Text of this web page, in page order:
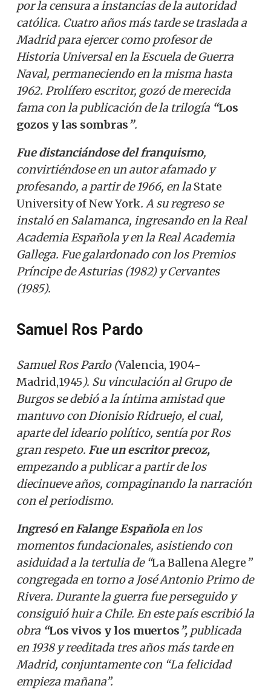
por la censura a instancias de la autoridad
católica. Cuatro años más tarde se traslada a
Madrid para ejercer como profesor de
Historia Universal en la Escuela de Guerra
Naval, permaneciendo en la misma hasta
1962. Prolífero escritor, gozó de merecida
fama con la publicación de la trilogía “Los
gozos y las sombras”.
Fue distanciándose del franquismo,
convirtiéndose en un autor afamado y
profesando, a partir de 1966, en la State
University of New York. A su regreso se
instaló en Salamanca, ingresando en la Real
Academia Española y en la Real Academia
Gallega. Fue galardonado con los Premios
Príncipe de Asturias (1982) y Cervantes
(1985).
Samuel Ros Pardo
Samuel Ros Pardo (Valencia, 1904-
Madrid,1945). Su vinculación al Grupo de
Burgos se debió a la íntima amistad que
mantuvo con Dionisio Ridruejo, el cual,
aparte del ideario político, sentía por Ros
gran respeto. Fue un escritor precoz,
empezando a publicar a partir de los
diecinueve años, compaginando la narración
con el periodismo.
Ingresó en Falange Españolaen los
momentos fundacionales, asistiendo con
asiduidad a la tertulia de “La Ballena Alegre”
congregada en torno a José Antonio Primo de
Rivera. Durante la guerra fue perseguido y
consiguió huir a Chile. En este país escribió la
obra “Los vivos y los muertos”, publicada
en 1938 y reeditada tres años más tarde en
Madrid, conjuntamente con “La felicidad
empieza mañana”.